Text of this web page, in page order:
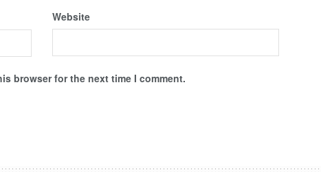
Website
browser for the next time I comment.